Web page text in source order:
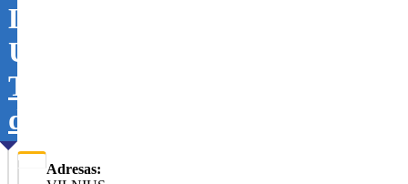
LIOR,
UAB
Tikslinti
duomenis
Adresas: